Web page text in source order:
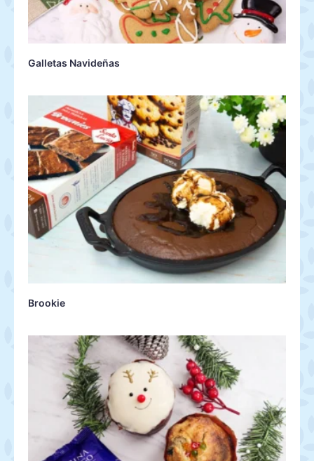
Galletas Navideñas
Brookie